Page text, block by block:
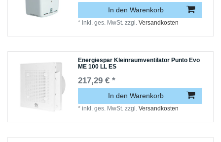
In den Warenkorb
*inkl. ges. MwSt. zzgl.Versandkosten
Energiespar Kleinraumventilator Punto Evo
ME 100 LL ES
217,29 € *
In den Warenkorb
*inkl. ges. MwSt. zzgl.Versandkosten